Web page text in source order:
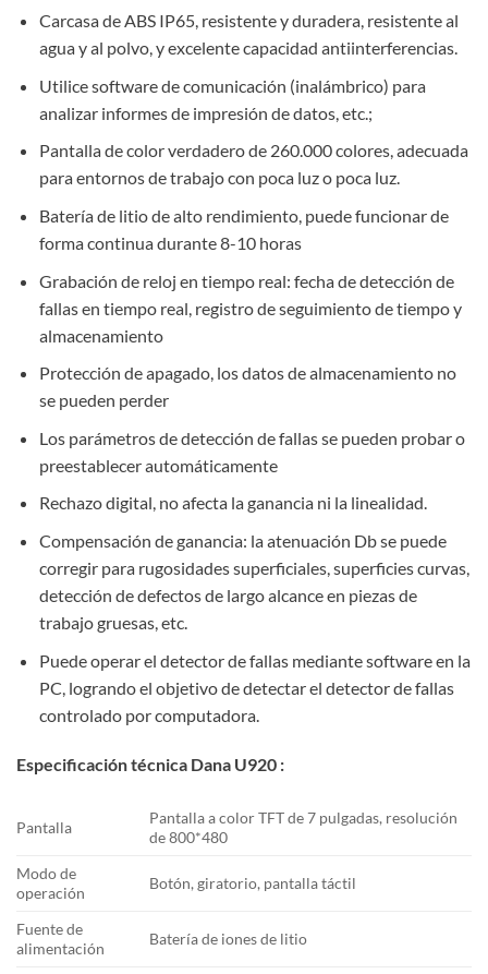
Carcasa de ABS IP65, resistente y duradera, resistente al
agua y al polvo, y excelente capacidad antiinterferencias.
Utilice software de comunicación (inalámbrico) para
analizar informes de impresión de datos, etc.;
Pantalla de color verdadero de 260.000 colores, adecuada
para entornos de trabajo con poca luz o poca luz.
Batería de litio de alto rendimiento, puede funcionar de
forma continua durante 8-10 horas
Grabación de reloj en tiempo real: fecha de detección de
fallas en tiempo real, registro de seguimiento de tiempo y
almacenamiento
Protección de apagado, los datos de almacenamiento no
se pueden perder
Los parámetros de detección de fallas se pueden probar o
preestablecer automáticamente
Rechazo digital, no afecta la ganancia ni la linealidad.
Compensación de ganancia: la atenuación Db se puede
corregir para rugosidades superficiales, superficies curvas,
detección de defectos de largo alcance en piezas de
trabajo gruesas, etc.
Puede operar el detector de fallas mediante software en la
PC, logrando el objetivo de detectar el detector de fallas
controlado por computadora.
Especificación técnica Dana U920 :
Pantalla
Pantalla a color TFT de 7 pulgadas, resolución
de 800*480
Modo de
operación
Botón, giratorio, pantalla táctil
Fuente de
alimentación
Batería de iones de litio